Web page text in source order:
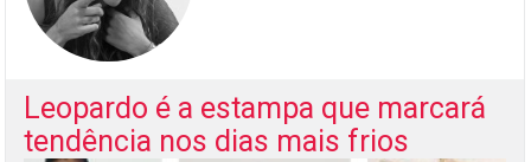
Leopardo é a estampa que marcará
tendência nos dias mais frios